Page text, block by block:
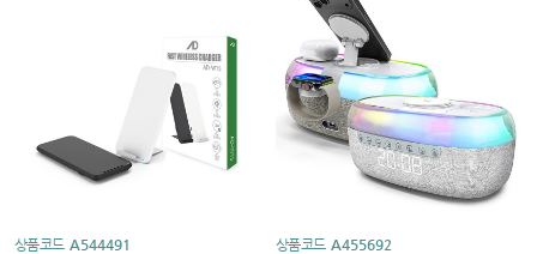
상품코드 A544491 상품코드 A455692